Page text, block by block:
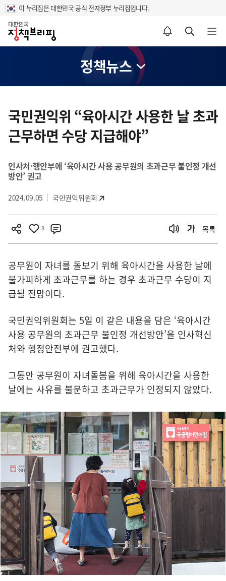
이 누리집은 대한민국 공식 전자정부 누리집입니다.
홈
알림설정 바로가기 검색 바로가기 메뉴 열기
정책뉴스
텐
츠
영
국민권익위 “육아시간 사용한 날 초과
근무하면 수당 지급해야”
인사처·행안부에 ‘육아시간 사용 공무원의 초과근무 불인정 개선
방안’ 권고
2024.09.05 국민권익위원회
8 목록
공무원이 자녀를 돌보기 위해 육아시간을 사용한 날에
불가피하게 초과근무를 하는 경우 초과근무 수당이 지
급될 전망이다.
국민권익위원회는 5일 이 같은 내용을 담은 ‘육아시간
사용 공무원의 초과근무 불인정 개선방안’을 인사혁신
처와 행정안전부에 권고했다.
그동안 공무원이 자녀돌봄을 위해 육아시간을 사용한
날에는 사유를 불문하고 초과근무가 인정되지 않았다.